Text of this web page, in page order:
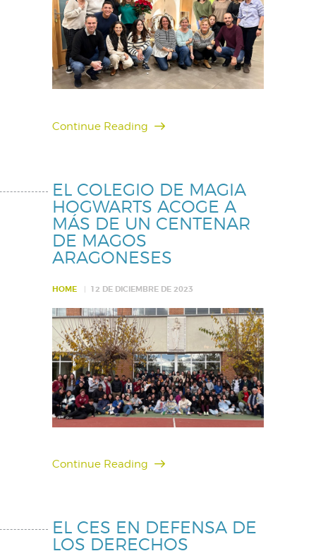
Continue Reading
EL COLEGIO DE MAGIA
HOGWARTS ACOGE A
MÁS DE UN CENTENAR
DE MAGOS
ARAGONESES
HOME 12 DE DICIEMBRE DE 2023
Continue Reading
EL CES EN DEFENSA DE
LOS DERECHOS